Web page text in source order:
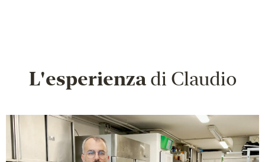
L'esperienzadi Claudio
Video
Player